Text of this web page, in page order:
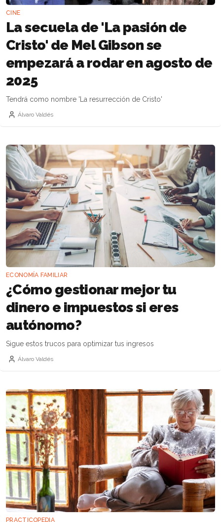
CINE
La secuela de 'La pasión de
Cristo' de Mel Gibson se
empezará a rodar en agosto de
2025
Tendrá como nombre 'La resurrección de Cristo'
Álvaro Valdés
ECONOMÍA FAMILIAR
¿Cómo gestionar mejor tu
dinero e impuestos si eres
autónomo?
Sigue estos trucos para optimizar tus ingresos
Álvaro Valdés
PRACTICOPEDIA